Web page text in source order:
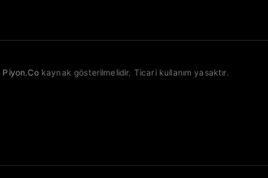
Piyon.Cokaynak gösterilmelidir. Ticari kullanım yasaktır.